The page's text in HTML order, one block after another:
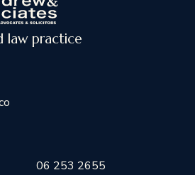
law practice
06 253 2655